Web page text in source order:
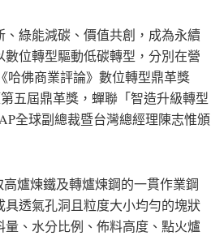
綠能減碳、價值共創，成為永續
位轉型驅動低碳轉型，分別在營
哈佛商業評論》數位轉型鼎革獎
五屆鼎革獎，蟬聯「智造升級轉型
全球副總裁暨台灣總經理陳志惟頒
爐煉鐵及轉爐煉鋼的一貫作業鋼
透氣孔洞且粒度大小均勻的塊狀
、水分比例、佈料高度、點火爐